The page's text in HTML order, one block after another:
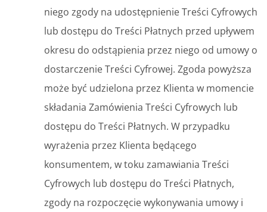
niego zgody na udostępnienie Treści Cyfrowych
lub dostępu do Treści Płatnych przed upływem
okresu do odstąpienia przez niego od umowy o
dostarczenie Treści Cyfrowej. Zgoda powyższa
może być udzielona przez Klienta w momencie
składania Zamówienia Treści Cyfrowych lub
dostępu do Treści Płatnych. W przypadku
wyrażenia przez Klienta będącego
konsumentem, w toku zamawiania Treści
Cyfrowych lub dostępu do Treści Płatnych,
zgody na rozpoczęcie wykonywania umowy i